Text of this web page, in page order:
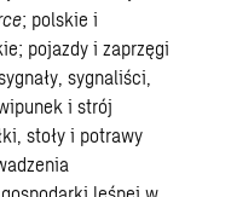
; polskie i
pojazdy i zaprzęgi
sygnaliści,
i strój
stoły i potrawy